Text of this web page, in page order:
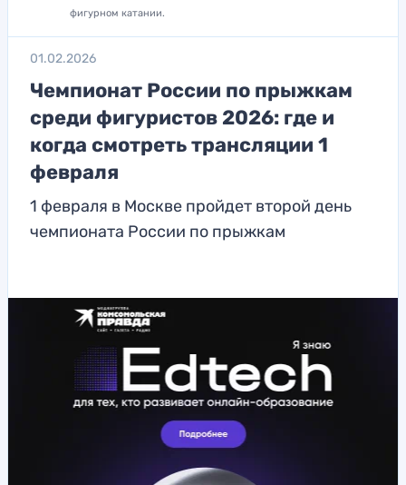
фигурном катании.
01.02.2026
Чемпионат России по прыжкам
среди фигуристов 2026: где и
когда смотреть трансляции 1
февраля
1 февраля в Москве пройдет второй день
чемпионата России по прыжкам